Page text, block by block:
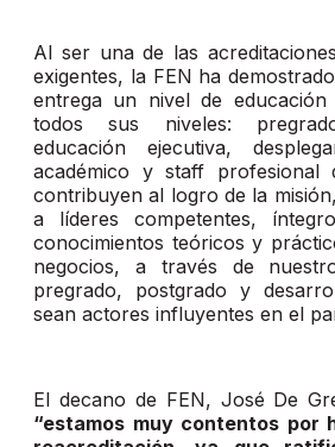
Al ser una de las
exigentes, la FEN ha
entrega un nivel de
todos sus niveles:
educación ejecutiva,
académico y staff profesional
contribuyen al logro de la
a líderes competentes,
conocimientos teóricos y
negocios, a través de
pregrado, postgrado y
sean actores influyentes en el
El decano de FEN, José De
“estamos muy contentos por